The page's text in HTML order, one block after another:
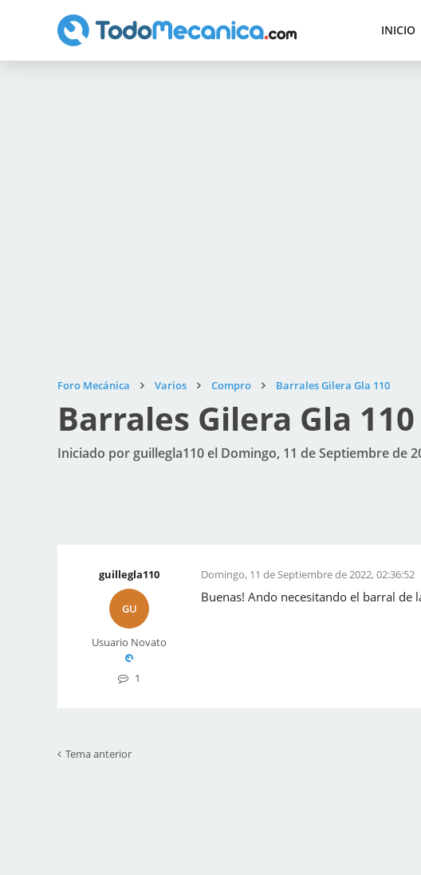
INICIO
Foro Mecánica Varios Compro Barrales Gilera Gla 110
Barrales Gilera Gla 110
Iniciado por guillegla110 el Domingo, 11 de Septiembre de
guillegla110
GU
Usuario Novato
1
Domingo, 11 de Septiembre de 2022, 02:36:52
Buenas! Ando necesitando el barral de
Tema anterior